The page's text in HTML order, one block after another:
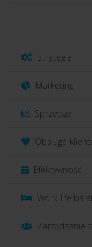
Strategia
Marketing
Sprzedaż
Obsługa
Efektywność
Work-life
Zarządzanie